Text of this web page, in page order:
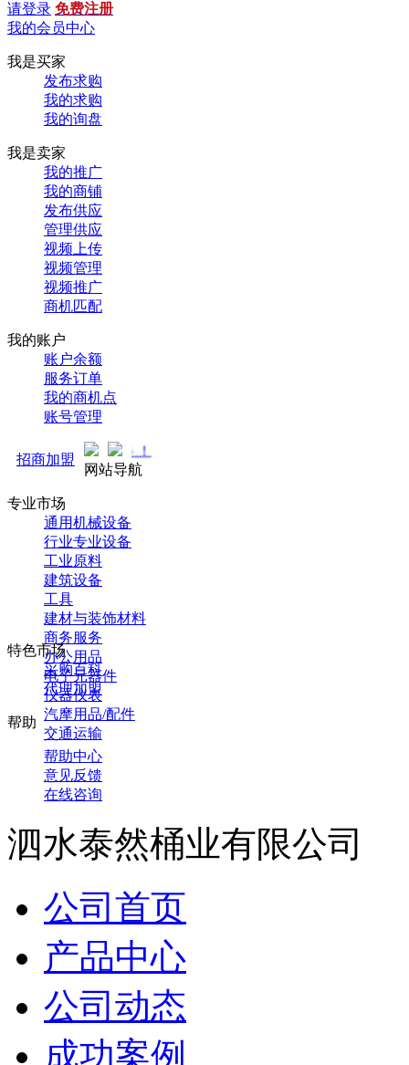
请登录 免费注册
我的会员中心
我是买家
发布求购
我的求购
我的询盘
我是卖家
我的推广
我的商铺
发布供应
管理供应
视频上传
视频管理
视频推广
商机匹配
我的账户
账户余额
服务订单
我的商机点
账号管理
招商加盟
网站导航
专业市场
通用机械设备
行业专业设备
工业原料
建筑设备
工具
建材与装饰材料
商务服务
办公用品
电子元器件
仪器仪表
汽摩用品/配件
交通运输
特色市场
采购百科
代理加盟
帮助中心
意见反馈
在线咨询
泗水泰然桶业有限公司
公司首页
产品中心
公司动态